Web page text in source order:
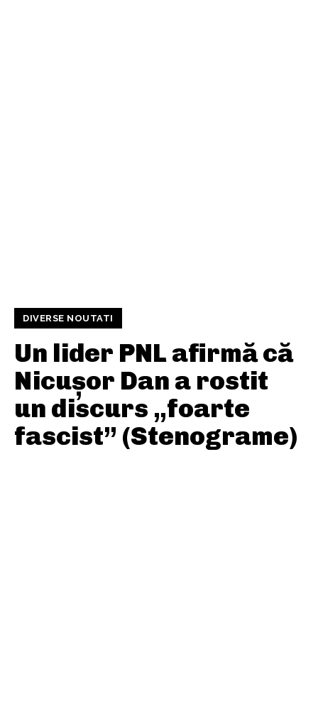
DIVERSE NOUTATI
Un lider PNL afirmă că
Nicușor Dan a rostit
un discurs „foarte
fascist” (Stenograme)